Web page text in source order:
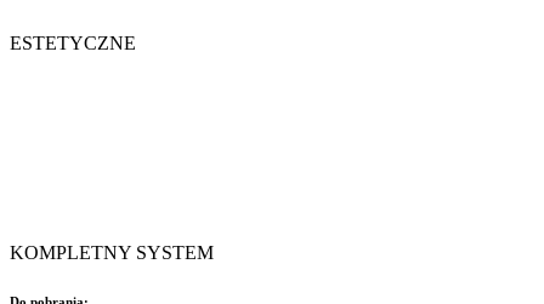
ESTETYCZNE
KOMPLETNY SYSTEM